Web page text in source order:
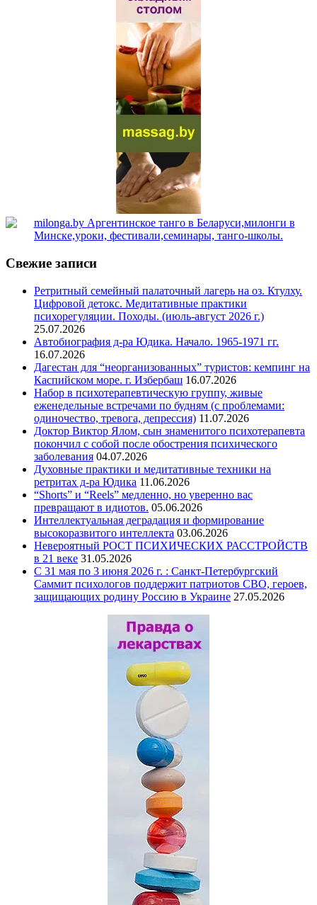
Свежие записи
Ретритный семейный палаточный лагерь на оз. Ктулху.
Цифровой детокс. Медитативные практики
психорегуляции. Походы. (июль-август 2026 г.)
25.07.2026
Автобиография д-ра Юдика. Начало. 1965-1971 гг.
16.07.2026
Дагестан для “неорганизованных” туристов: кемпинг на
Каспийском море. г. Избербаш 16.07.2026
Набор в психотерапевтическую группу, живые
еженедельные встречами по будням (с проблемами:
одиночество, тревога, депрессия) 11.07.2026
Доктор Виктор Ялом, сын знаменитого психотерапевта
покончил с собой после обострения психического
заболевания 04.07.2026
Духовные практики и медитативные техники на
ретритах д-ра Юдика 11.06.2026
“Shorts” и “Reels” медленно, но уверенно вас
превращают в идиотов. 05.06.2026
Интеллектуальная деградация и формирование
высокоразвитого интеллекта 03.06.2026
Невероятный РОСТ ПСИХИЧЕСКИХ РАССТРОЙСТВ
в 21 веке 31.05.2026
С 31 мая по 3 июня 2026 г. : Санкт-Петербургский
Саммит психологов поддержит патриотов СВО, героев,
защищающих родину Россию в Украине 27.05.2026